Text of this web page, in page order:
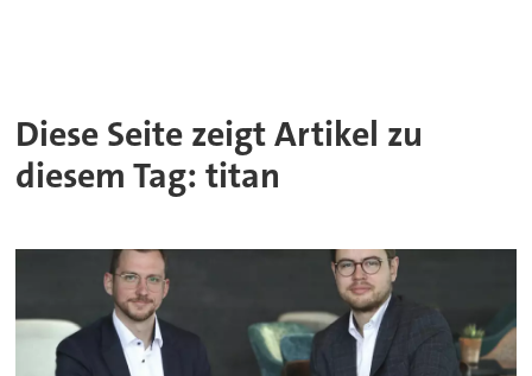
Diese Seite zeigt Artikel zu
diesem Tag: titan